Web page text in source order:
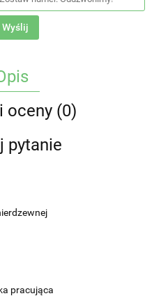
Wyślij
oceny (0)
pytanie
pracująca